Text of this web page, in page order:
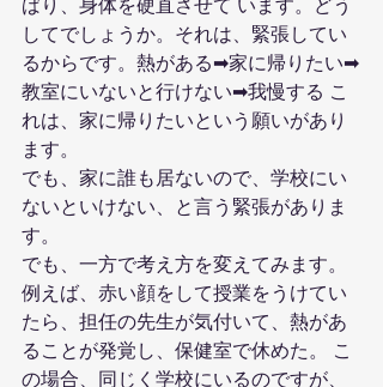
してでしょうか。それは、緊張してい
るからです。熱がある➡家に帰りたい➡
教室にいないと行けない➡我慢する こ
れは、家に帰りたいという願いがあり
ます。
でも、家に誰も居ないので、学校にい
ないといけない、と言う緊張がありま
す。
でも、一方で考え方を変えてみます。
例えば、赤い顔をして授業をうけてい
たら、担任の先生が気付いて、熱があ
ることが発覚し、保健室で休めた。 こ
の場合、同じく学校にいるのですが、